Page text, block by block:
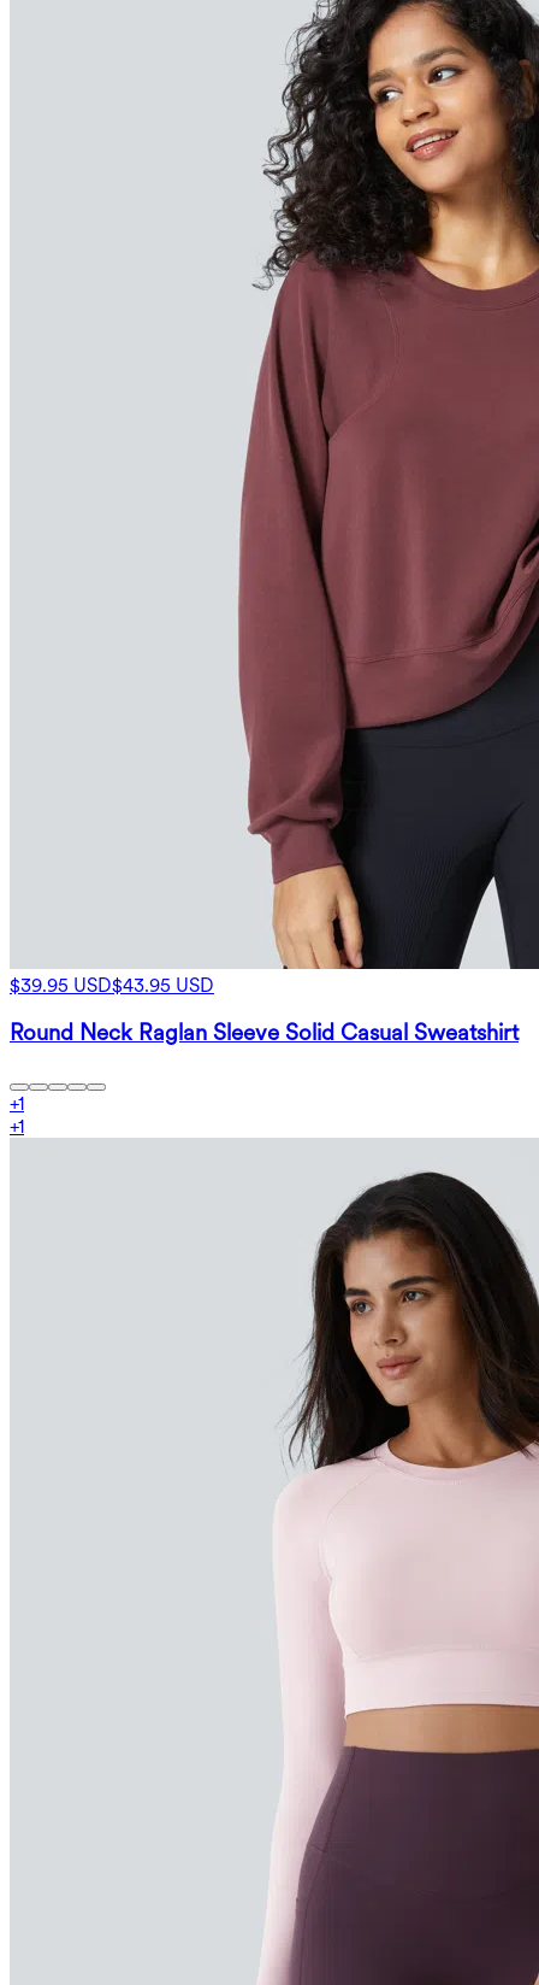
$39.95 USD$43.95 USD
Round Neck Raglan Sleeve Solid Casual Sweatshirt
+1
+1